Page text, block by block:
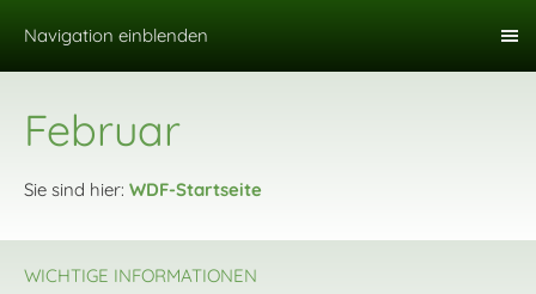
Navigation einblenden
Februar
Sie sind hier: WDF-Startseite
WICHTIGE INFORMATIONEN